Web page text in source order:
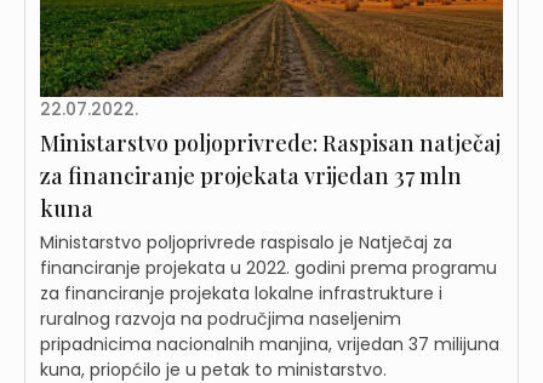
22.07.2022.
Ministarstvo poljoprivrede: Raspisan natječaj
za financiranje projekata vrijedan 37 mln
kuna
Ministarstvo poljoprivrede raspisalo je Natječaj za
financiranje projekata u 2022. godini prema programu
za financiranje projekata lokalne infrastrukture i
ruralnog razvoja na područjima naseljenim
pripadnicima nacionalnih manjina, vrijedan 37 milijuna
kuna, priopćilo je u petak to ministarstvo.